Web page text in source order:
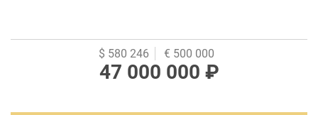
$ 580 246 € 500 000
47 000 000 ₽